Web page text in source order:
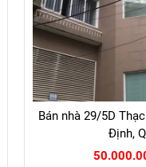
Bán nhà 29/5D
Định,